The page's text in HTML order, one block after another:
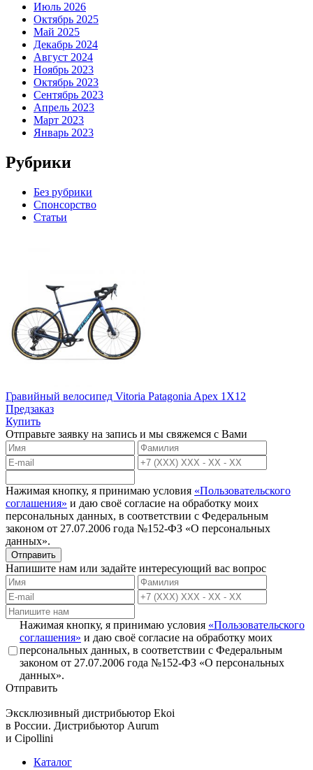
Июль 2026
Октябрь 2025
Май 2025
Декабрь 2024
Август 2024
Ноябрь 2023
Октябрь 2023
Сентябрь 2023
Апрель 2023
Март 2023
Январь 2023
Рубрики
Без рубрики
Спонсорство
Статьи
Гравийный велосипед Vitoria Patagonia Apex 1X12
Предзаказ
Купить
Отправьте заявку на запись и мы свяжемся с Вами
Нажимая кнопку, я принимаю условия «Пользовательского
соглашения» и даю своё согласие на обработку моих
персональных данных, в соответствии с Федеральным
законом от 27.07.2006 года №152-ФЗ «О персональных
данных».
Отправить
Напишите нам или задайте интересующий вас вопрос
Нажимая кнопку, я принимаю условия «Пользовательского
соглашения» и даю своё согласие на обработку моих
персональных данных, в соответствии с Федеральным
законом от 27.07.2006 года №152-ФЗ «О персональных
данных».
Отправить
Эксклюзивный дистрибьютор Ekoi
в России. Дистрибьютор Aurum
и Cipollini
Каталог